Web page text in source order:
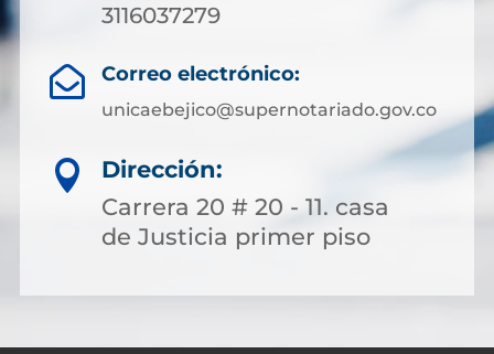
3116037279
 Correo electrónico:
unicaebejico@supernotariado.gov.co

Dirección:
Carrera 20 # 20 - 11. casa
de Justicia primer piso